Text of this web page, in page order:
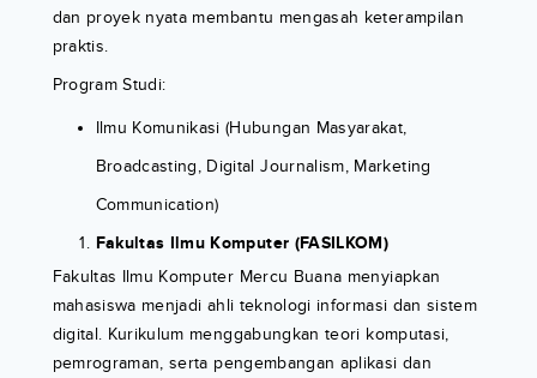
dan proyek nyata membantu mengasah keterampilan
praktis.
Program Studi:
Ilmu Komunikasi (Hubungan Masyarakat,
Broadcasting, Digital Journalism, Marketing
Communication)
Fakultas Ilmu Komputer (FASILKOM)
Fakultas Ilmu Komputer Mercu Buana menyiapkan
mahasiswa menjadi ahli teknologi informasi dan sistem
digital. Kurikulum menggabungkan teori komputasi,
pemrograman, serta pengembangan aplikasi dan